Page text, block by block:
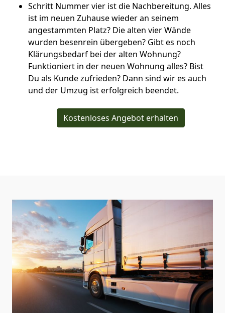
Schritt Nummer vier ist die Nachbereitung. Alles
ist im neuen Zuhause wieder an seinem
angestammten Platz? Die alten vier Wände
wurden besenrein übergeben? Gibt es noch
Klärungsbedarf bei der alten Wohnung?
Funktioniert in der neuen Wohnung alles? Bist
Du als Kunde zufrieden? Dann sind wir es auch
und der Umzug ist erfolgreich beendet.
Kostenloses Angebot erhalten